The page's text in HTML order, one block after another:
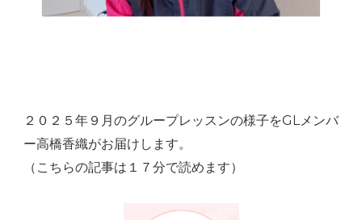
２０２５年９月のグループレッスンの様子をGLメンバ
ー高橋香織がお届けします。
（こちらの記事は１７分で読めます）